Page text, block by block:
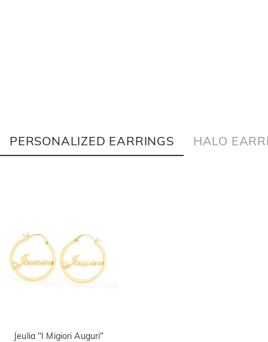
PERSONALIZED EARRINGS HALO
Jeulia "I Migiori Auguri"